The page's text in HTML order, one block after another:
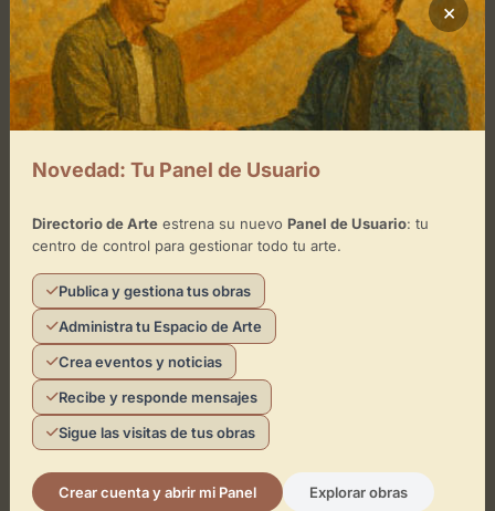
Colección Museográfica Cárcel Real
Arqueología Arte antiguo +3
Galería
La Doncella y el Minotauro
×
Novedad: Tu Panel de Usuario
Directorio de Arteestrena su nuevo Panel de Usuario: tu
centro de control para gestionar todo tu arte.
Publica y gestiona tus obras
Administra tu Espacio de Arte
Crea eventos y noticias
Recibe y responde mensajes
Sigue las visitas de tus obras
Crear cuenta y abrir mi Panel Explorar obras